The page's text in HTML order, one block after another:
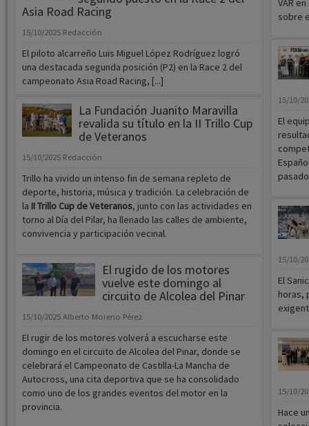
Asia Road Racing
15/10/2025 Redacción
El piloto alcarreño Luis Miguel López Rodríguez logró
una destacada segunda posición (P2) en la Race 2 del
campeonato Asia Road Racing, [...]
La Fundación Juanito Maravilla
revalida su título en la II Trillo Cup
de Veteranos
15/10/2025 Redacción
Trillo ha vivido un intenso fin de semana repleto de
deporte, historia, música y tradición. La celebración de
la II Trillo Cup de Veteranos, junto con las actividades en
torno al Día del Pilar, ha llenado las calles de ambiente,
convivencia y participación vecinal.
El rugido de los motores
vuelve este domingo al
circuito de Alcolea del Pinar
15/10/2025 Alberto Moreno Pérez
El rugir de los motores volverá a escucharse este
domingo en el circuito de Alcolea del Pinar, donde se
celebrará el Campeonato de Castilla-La Mancha de
Autocross, una cita deportiva que se ha consolidado
como uno de los grandes eventos del motor en la
provincia.
VAR
sobre
15/10/
El
15/10/
El
horas,
15/10/
Hace